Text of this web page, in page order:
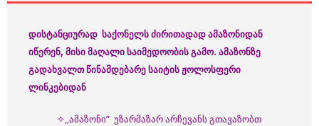
დისტანციურად საქონელს ძირითადად ამაზონიდან
იწერენ, მისი მაღალი საიმედოობის გამო. ამაზონზე
გადახვალთ წინამდებარე საიტის ჟოლოსფერი
ლინკებიდან
✧,,ამაზონი” უზარმაზარ არჩევანს გთავაზობთ